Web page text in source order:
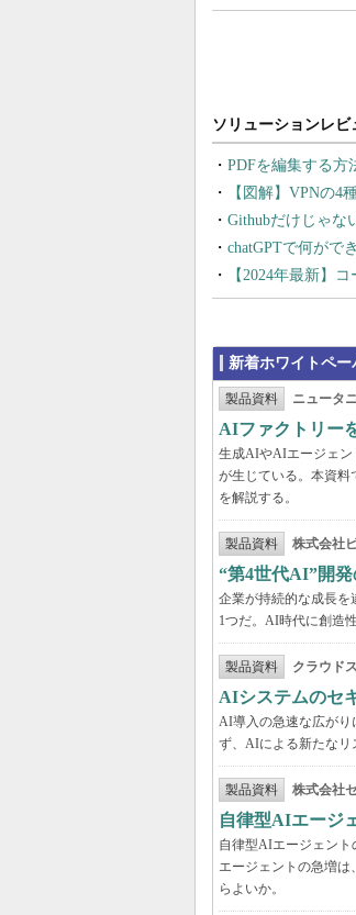
PDFを編集する方
【図解】VPNの4
Githubだけじゃな
chatGPTで何がで
【2024年最新】
新着ホワイトペー
製品資料 ニュータ
AIファクトリー
生成AIやAIエージェン
が生じている。本資
を解説する。
製品資料 株式会社
“第4世代AI”開
企業が持続的な成長を
1つだ。AI時代に創造
製品資料 クラウド
AIシステムのセ
AI導入の急速な広がり
ず、AIによる新たなリ
製品資料 株式会社
自律型AIエージ
自律型AIエージェン
エージェントの急増
らよいか。